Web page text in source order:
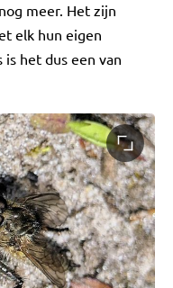
meer. Het zijn
elk hun eigen
het dus een van